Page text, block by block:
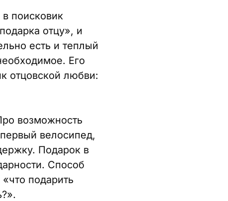
поисковик
отцу», и
есть и теплый
Его
отцовской любви:
возможность
велосипед,
Подарок в
Способ
подарить